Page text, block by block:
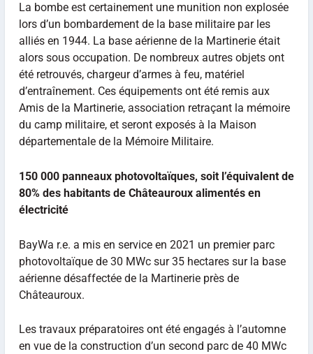
La bombe est certainement une munition non explosée
lors d’un bombardement de la base militaire par les
alliés en 1944. La base aérienne de la Martinerie était
alors sous occupation. De nombreux autres objets ont
été retrouvés, chargeur d’armes à feu, matériel
d’entraînement. Ces équipements ont été remis aux
Amis de la Martinerie, association retraçant la mémoire
du camp militaire, et seront exposés à la Maison
départementale de la Mémoire Militaire.
150 000 panneaux photovoltaïques, soit l’équivalent de
80% des habitants de Châteauroux alimentés en
électricité
BayWa r.e. a mis en service en 2021 un premier parc
photovoltaïque de 30 MWc sur 35 hectares sur la base
aérienne désaffectée de la Martinerie près de
Châteauroux.
Les travaux préparatoires ont été engagés à l’automne
en vue de la construction d’un second parc de 40 MWc